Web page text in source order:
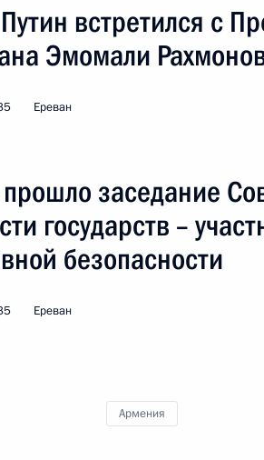
2001 года 5
встретился с
Эмомали
Ереван
заседание
государств –
безопасности
Ереван
Армения